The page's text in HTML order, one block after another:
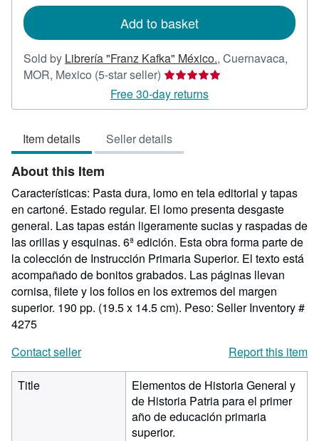
Add to basket
Sold by Librería "Franz Kafka" México., Cuernavaca,
MOR, Mexico (5-star seller) Seller
rating
5
of
5
Free 30-day returns
Item details Seller details
About this Item
Características: Pasta dura, lomo en tela editorial y tapas
en cartoné. Estado regular. El lomo presenta desgaste
general. Las tapas están ligeramente sucias y raspadas de
las orillas y esquinas. 6ª edición. Esta obra forma parte de
la colección de Instrucción Primaria Superior. El texto está
acompañado de bonitos grabados. Las páginas llevan
cornisa, filete y los folios en los extremos del margen
superior. 190 pp. (19.5 x 14.5 cm). Peso: Seller Inventory #
4275
Contact seller
Report this item
Title
Elementos de Historia General y
de Historia Patria para el primer
año de educación primaria
superior.